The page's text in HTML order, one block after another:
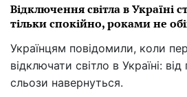
Відключення світла в Україні
тільки спокійно, роками не
Українцям повідомили, коли
відключати світло в Україні: від
сльози навернуться.